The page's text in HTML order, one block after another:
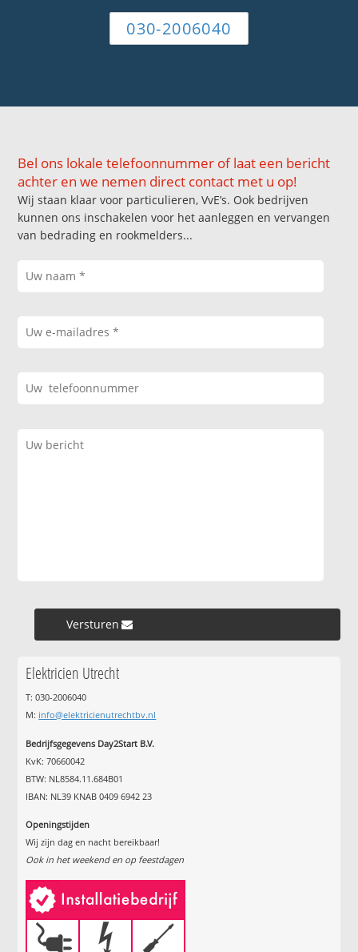
030-2006040
Bel ons lokale telefoonnummer of laat een bericht
achter en we nemen direct contact met u op!
Wij staan klaar voor particulieren, VvE’s. Ook bedrijven
kunnen ons inschakelen voor het aanleggen en vervangen
van bedrading en rookmelders...
Versturen »
Elektricien Utrecht
T: 030-2006040
M: info@elektricienutrechtbv.nl
Bedrijfsgegevens Day2Start B.V.
KvK: 70660042
BTW: NL8584.11.684B01
IBAN: NL39 KNAB 0409 6942 23
Openingstijden
Wij zijn dag en nacht bereikbaar!
Ook in het weekend en op feestdagen